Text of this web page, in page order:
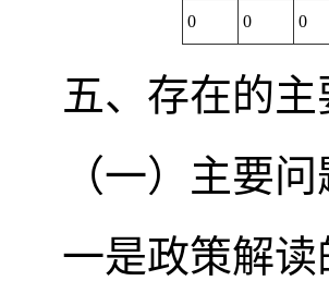
0 0 0
五、存在的
（一）主要问
一是政策解